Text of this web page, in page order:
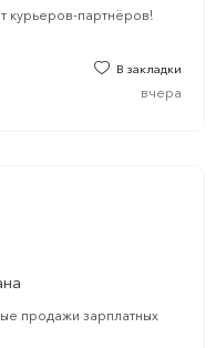
курьеров-партнёров!
В закладки
вчера
продажи зарплатных